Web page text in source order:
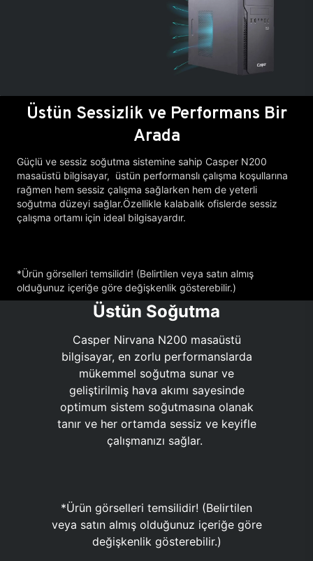
Üstün Sessizlik ve Performans Bir
Arada
Güçlü ve sessiz soğutma sistemine sahip Casper N200
masaüstü bilgisayar, üstün performanslı çalışma koşullarına
rağmen hem sessiz çalışma sağlarken hem de yeterli
soğutma düzeyi sağlar.Özellikle kalabalık ofislerde sessiz
çalışma ortamı için ideal bilgisayardır.
*Ürün görselleri temsilidir! (Belirtilen veya satın almış
olduğunuz içeriğe göre değişkenlik gösterebilir.)
Üstün Soğutma
Casper Nirvana N200 masaüstü
bilgisayar, en zorlu performanslarda
mükemmel soğutma sunar ve
geliştirilmiş hava akımı sayesinde
optimum sistem soğutmasına olanak
tanır ve her ortamda sessiz ve keyifle
çalışmanızı sağlar.
*Ürün görselleri temsilidir! (Belirtilen
veya satın almış olduğunuz içeriğe göre
değişkenlik gösterebilir.)